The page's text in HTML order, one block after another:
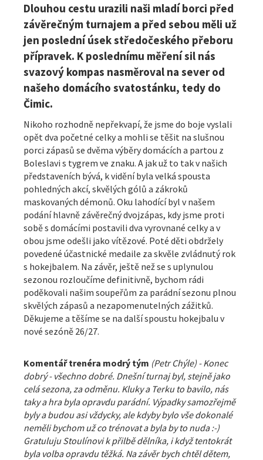
Dlouhou cestu urazili naši mladí borci před
závěrečným turnajem a před sebou měli už
jen poslední úsek středočeského přeboru
přípravek. K poslednímu měření sil nás
svazový kompas nasměroval na sever od
našeho domácího svatostánku, tedy do
Čimic.
Nikoho rozhodně nepřekvapí, že jsme do boje vyslali
opět dva početné celky a mohli se těšit na slušnou
porci zápasů se dvěma výběry domácích a partou z
Boleslavi s tygrem ve znaku. A jak už to tak v našich
představeních bývá, k vidění byla velká spousta
pohledných akcí, skvělých gólů a zákroků
maskovaných démonů. Oku lahodící byl v našem
podání hlavně závěrečný dvojzápas, kdy jsme proti
sobě s domácími postavili dva vyrovnané celky a v
obou jsme odešli jako vítězové. Poté děti obdržely
povedené účastnické medaile za skvěle zvládnutý rok
s hokejbalem. Na závěr, ještě než se s uplynulou
sezonou rozloučíme definitivně, bychom rádi
poděkovali našim soupeřům za parádní sezonu plnou
skvělých zápasů a nezapomenutelných zážitků.
Děkujeme a těšíme se na další spoustu hokejbalu v
nové sezóně 26/27.
Komentář trenéra modrý tým (Petr Chýle) - Konec
dobrý - všechno dobré. Dnešní turnaj byl, stejně jako
celá sezona, za odměnu. Kluky a Terku to bavilo, nás
taky a hra byla opravdu parádní. Výpadky samozřejmě
byly a budou asi vždycky, ale kdyby bylo vše dokonalé
neměli bychom už co trénovat a byla by to nuda :-)
Gratuluju Stoulínovi k přilbě dělníka, i když tentokrát
byla volba opravdu těžká. Na závěr bych chtěl dětem,